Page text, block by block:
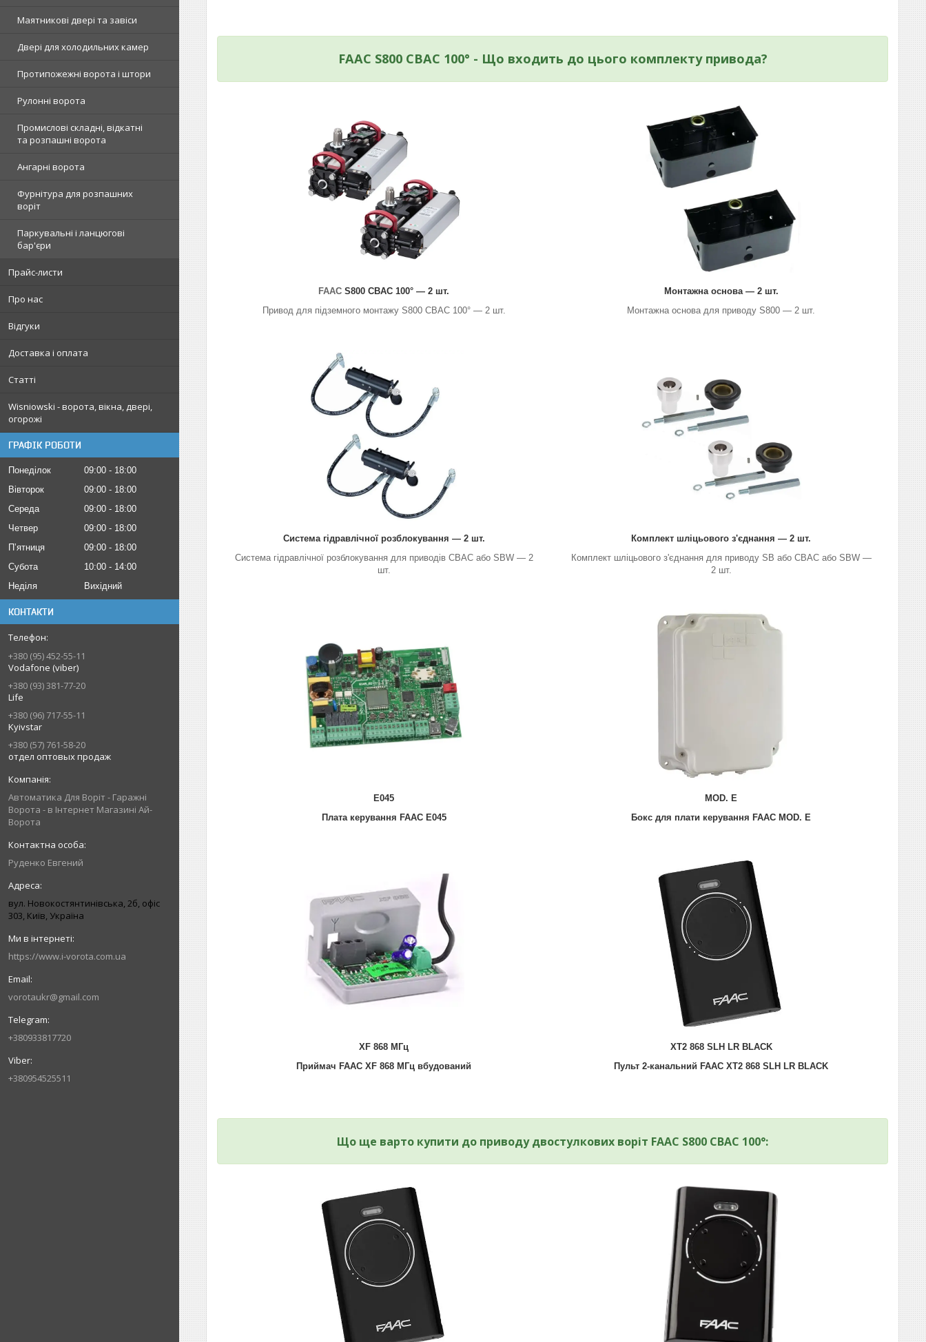
Маятникові двері та завіси
Двері для холодильних камер
Протипожежні ворота і штори
Рулонні ворота
Промислові складні, відкатні
та розпашні ворота
Ангарні ворота
Фурнітура для розпашних
воріт
Паркувальні і ланцюгові
бар'єри
Прайс-листи
Про нас
Відгуки
Доставка і оплата
Статті
Wisniowski - ворота, вікна, двері,
огорожі
ГРАФІК РОБОТИ
Понеділок 09:00
18:00
Вівторок
09:00
18:00
Середа
09:00
18:00
Четвер
09:00
18:00
Пʼятниця
09:00
18:00
Субота
10:00
14:00
Неділя
Вихідний
КОНТАКТИ
+380 (95) 452-55-11
Vodafone (viber)
+380 (93) 381-77-20
Life
+380 (96) 717-55-11
Kyivstar
+380 (57) 761-58-20
отдел оптовых продаж
Автоматика Для Воріт - Гаражні
Ворота - в Інтернет Магазині Ай-
Ворота
Руденко Евгений
вул. Новокостянтинівська, 2б, офіс
303, Київ, Україна
https://www.i-vorota.com.ua
vorotaukr@gmail.com
+380933817720
+380954525511
FAAC S800 CBAC 100° - Що входить до цього комплекту привода?
FAAC S800 CBAC 100° — 2 шт.
Привод для підземного монтажу S800 CBAC 100° — 2 шт.
Монтажна основа — 2 шт.
Монтажна основа для приводу S800 — 2 шт.
Система гідравлічної розблокування — 2 шт.
Система гідравлічної розблокування для приводів CBAC або SBW — 2
шт.
Комплект шліцьового з'єднання — 2 шт.
Комплект шліцьового з'єднання для приводу SB або CBAC або SBW —
2 шт.
E045
Плата керування FAAC E045
MOD. E
Бокс для плати керування FAAC MOD. E
XF 868 МГц
Приймач FAAC XF 868 МГц вбудований
XT2 868 SLH LR BLACK
Пульт 2-канальний FAAC XT2 868 SLH LR BLACK
Що ще варто купити до приводу двостулкових воріт FAAC S800 CBAC 100°: